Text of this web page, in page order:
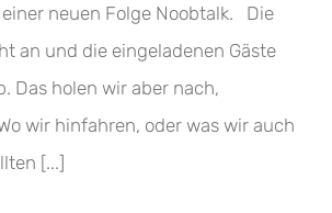
neuen Folge Noobtalk. Die
an und die eingeladenen Gäste
Das holen wir aber nach,
wir hinfahren, oder was wir auch
[...]